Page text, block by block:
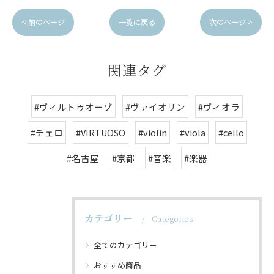
< 前のページ 一覧に戻る 次のページ >
関連タグ
#ヴィルトゥオーゾ #ヴァイオリン
#ヴィオラ
#チェロ
#VIRTUOSO #violin #viola
#cello
#名古屋
#京都 #音楽 #楽器
カテゴリー Categories
全てのカテゴリー
おすすめ商品